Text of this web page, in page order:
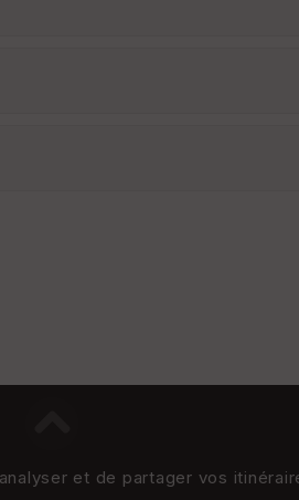
et de partager vos